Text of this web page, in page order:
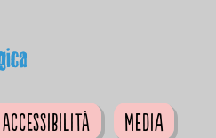
Accessibilità
Media